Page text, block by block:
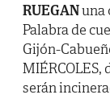
RUEGANuna
Palabra de
Gijón-
serán